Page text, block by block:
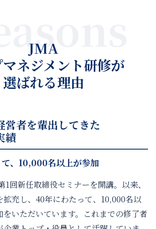
JMA
マネジメント研修が
選ばれる理由
営者を輩出してきた
績
、10,000名以上が参加
1回新任取締役セミナーを開講。以来、
拡充し、40年にわたって、10,000名以
をいただいています。これまでの修了者